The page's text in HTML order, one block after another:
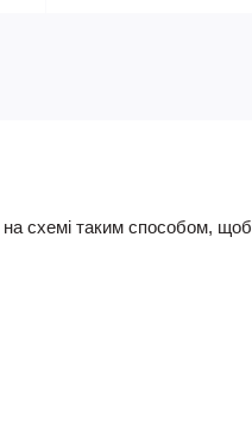
на схемі таким способом, щоб